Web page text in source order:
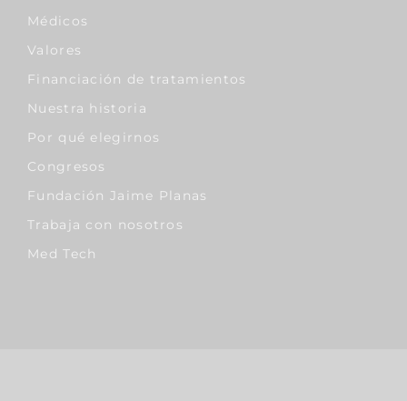
Médicos
Valores
Financiación de tratamientos
Nuestra historia
Por qué elegirnos
Congresos
Fundación Jaime Planas
Trabaja con nosotros
Med Tech